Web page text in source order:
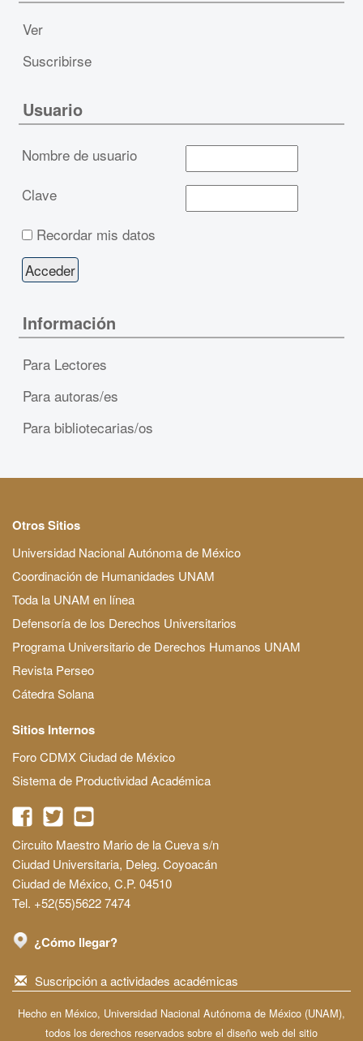
Ver
Suscribirse
Usuario
Nombre de usuario
Clave
Recordar mis datos
Información
Para Lectores
Para autoras/es
Para bibliotecarias/os
Otros Sitios
Universidad Nacional Autónoma de México
Coordinación de Humanidades UNAM
Toda la UNAM en línea
Defensoría de los Derechos Universitarios
Programa Universitario de Derechos Humanos UNAM
Revista Perseo
Cátedra Solana
Sitios Internos
Foro CDMX Ciudad de México
Sistema de Productividad Académica
Circuito Maestro Mario de la Cueva s/n
Ciudad Universitaria, Deleg. Coyoacán
Ciudad de México, C.P. 04510
Tel. +52(55)5622 7474
¿Cómo llegar?
Suscripción a actividades académicas
Hecho en México, Universidad Nacional Autónoma de México (UNAM),
todos los derechos reservados sobre el diseño web del sitio